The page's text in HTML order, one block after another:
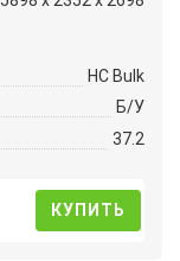
HC Bulk
Б/У
37.2
КУПИТЬ